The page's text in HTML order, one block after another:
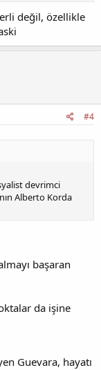
değil, özellikle
#4
devrimci
Alberto Korda
başaran
da işine
Guevara, hayatı